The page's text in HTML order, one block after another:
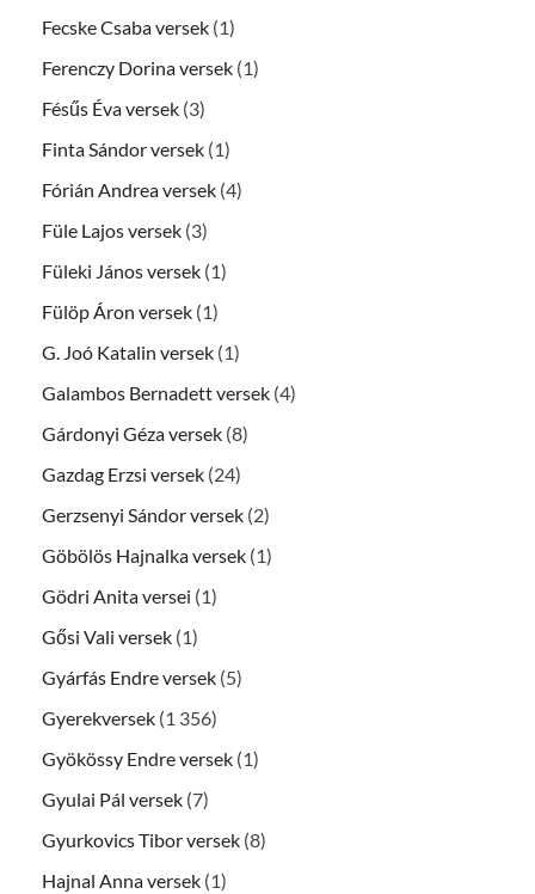
Fecske Csaba versek (1)
Ferenczy Dorina versek (1)
Fésűs Éva versek (3)
Finta Sándor versek (1)
Fórián Andrea versek (4)
Füle Lajos versek (3)
Füleki János versek (1)
Fülöp Áron versek (1)
G. Joó Katalin versek (1)
Galambos Bernadett versek (4)
Gárdonyi Géza versek (8)
Gazdag Erzsi versek (24)
Gerzsenyi Sándor versek (2)
Göbölös Hajnalka versek (1)
Gödri Anita versei (1)
Gősi Vali versek (1)
Gyárfás Endre versek (5)
Gyerekversek (1 356)
Gyökössy Endre versek (1)
Gyulai Pál versek (7)
Gyurkovics Tibor versek (8)
Hajnal Anna versek (1)